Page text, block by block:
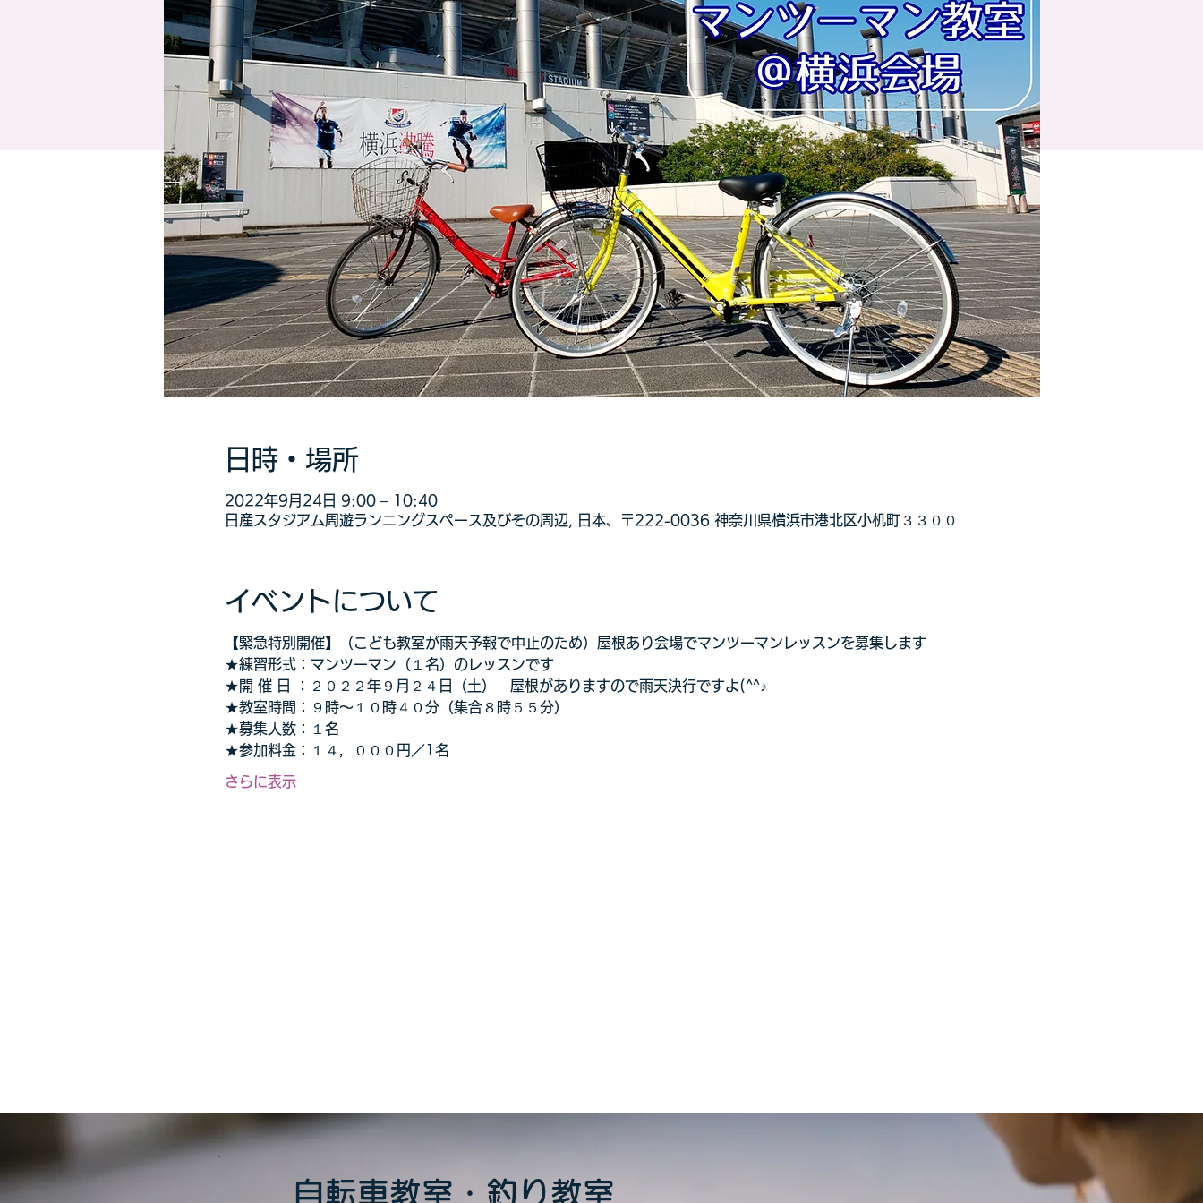
日時・場所
2022年9月24日 9:00 – 10:40
日産スタジアム周遊ランニングスペース及びその周辺, 日本、〒222-0036 神奈川県横浜市港北区小机町３３００
イベントについて
【緊急特別開催】（こども教室が雨天予報で中止のため）屋根あり会場でマンツーマンレッスンを募集します
★練習形式：マンツーマン（１名）のレッスンです
★開 催 日 ：２０２２年９月２４日（土）　屋根がありますので雨天決行ですよ(^^♪
★教室時間：９時～１０時４０分（集合８時５５分）
★募集人数：１名
★参加料金：１４，０００円／1名
さらに表示
このイベントをシェア
自転車教室・釣り教室